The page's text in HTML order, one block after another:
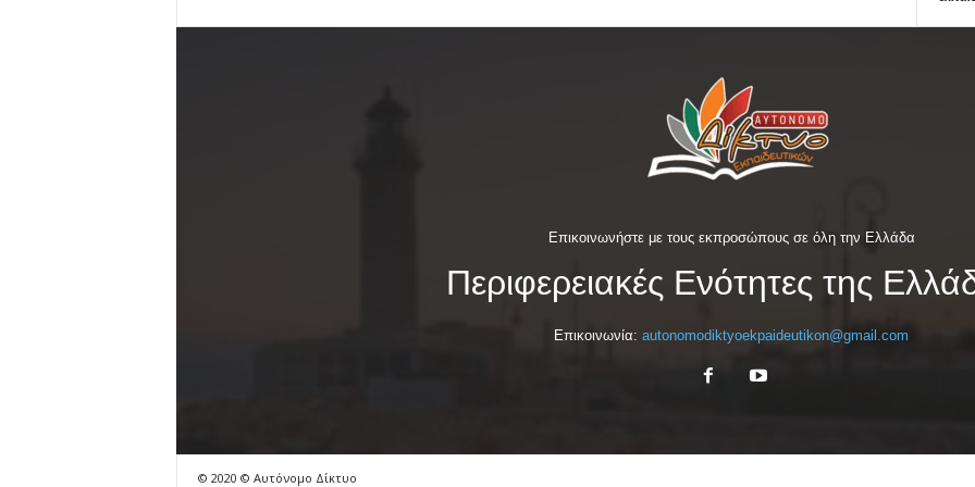
Επικοινωνήστε με τους εκπροσώπους σε όλη την Ελλάδα
Περιφερειακές Ενότητες της
Επικοινωνία: autonomodiktyoekpaideutikon@gmail.com
© 2020 © Αυτόνομο Δίκτυο